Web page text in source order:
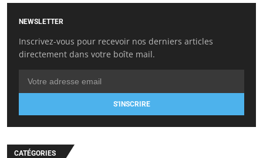
NEWSLETTER
Inscrivez-vous pour recevoir nos derniers articles
directement dans votre boîte mail.
S'INSCRIRE
CATÉGORIES